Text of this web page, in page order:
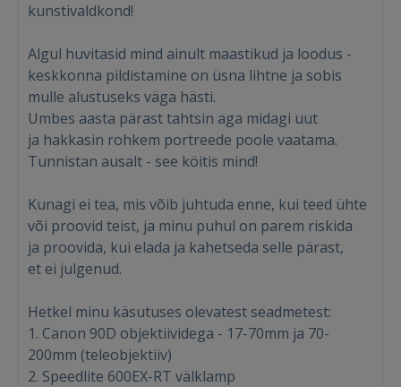
Sisene
kunstivaldkond!
Algul huvitasid mind ainult maastikud ja loodus -
keskkonna pildistamine on üsna lihtne ja sobis
mulle alustuseks väga hästi.
Umbes aasta pärast tahtsin aga midagi uut
ja hakkasin rohkem portreede poole vaatama.
Tunnistan ausalt - see köitis mind!
Kunagi ei tea, mis võib juhtuda enne, kui teed ühte
või proovid teist, ja minu puhul on parem riskida
ja proovida, kui elada ja kahetseda selle pärast,
et ei julgenud.
Hetkel minu käsutuses olevatest seadmetest:
1. Canon 90D objektiividega - 17-70mm ja 70-
200mm (teleobjektiiv)
2. Speedlite 600EX-RT välklamp